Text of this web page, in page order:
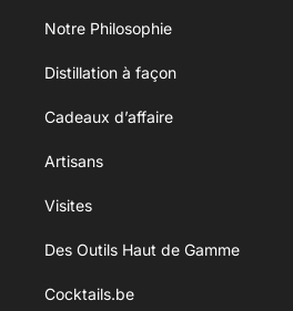
Notre Philosophie
Distillation à façon
Cadeaux d’affaire
Artisans
Visites
Des Outils Haut de Gamme
Cocktails.be